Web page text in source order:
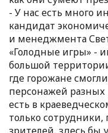
- У нас есть много
кандидат
и менеджмента
«Голодные игры» -
большой
где горожане
персонажей разных
есть в
только сотрудники,